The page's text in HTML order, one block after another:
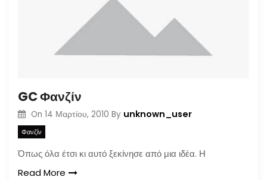
GC Φανζίν
On 14 Μαρτίου, 2010 By unknown_user
Φανζίν
Όπως όλα έτσι κι αυτό ξεκίνησε από μια ιδέα. Η
Read More